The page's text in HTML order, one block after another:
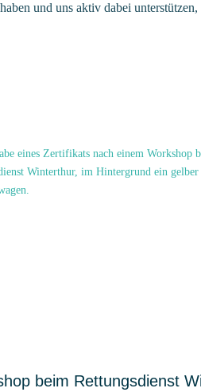
und uns aktiv dabei
beim Rettungsdienst